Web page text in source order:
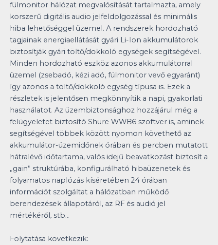
fülmonitor hálózat megvalósítását tartalmazta, amely
korszerű digitális audio jelfeldolgozással és minimális
hiba lehetőséggel üzemel. A rendszerek hordozható
tagjainak energiaellátását gyári Li-Ion akkumulátorok
biztosítják gyári töltő/dokkoló egységek segítségével.
Minden hordozható eszköz azonos akkumulátorral
üzemel (zsebadó, kézi adó, fülmonitor vevő egyaránt)
így azonos a töltő/dokkoló egység típusa is. Ezek a
részletek is jelentősen megkönnyítik a napi, gyakorlati
használatot. Az üzembiztonsághoz hozzájárul még a
felügyeletet biztosító Shure WWB6 szoftver is, aminek
segítségével többek között nyomon követhető az
akkumulátor-üzemidőnek órában és percben mutatott
hátralévő időtartama, valós idejű beavatkozást biztosít a
„gain” struktúrába, konfigurálható hibaüzenetek és
folyamatos naplózás kíséretében 24 órában
információt szolgáltat a hálózatban működő
berendezések állapotáról, az RF és audió jel
mértékéről, stb…
Folytatása következik: